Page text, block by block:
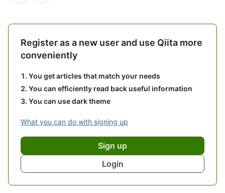
Register as a new user and use Qiita more
conveniently
You get articles that match your needs
You can efficiently read back useful information
You can use dark theme
What you can do with signing up
Sign up
Login